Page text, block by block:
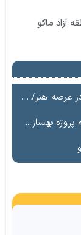
آزاد ماکو
احد عبادی رونمایی شد
شوط منطقه آزاد ماكو “